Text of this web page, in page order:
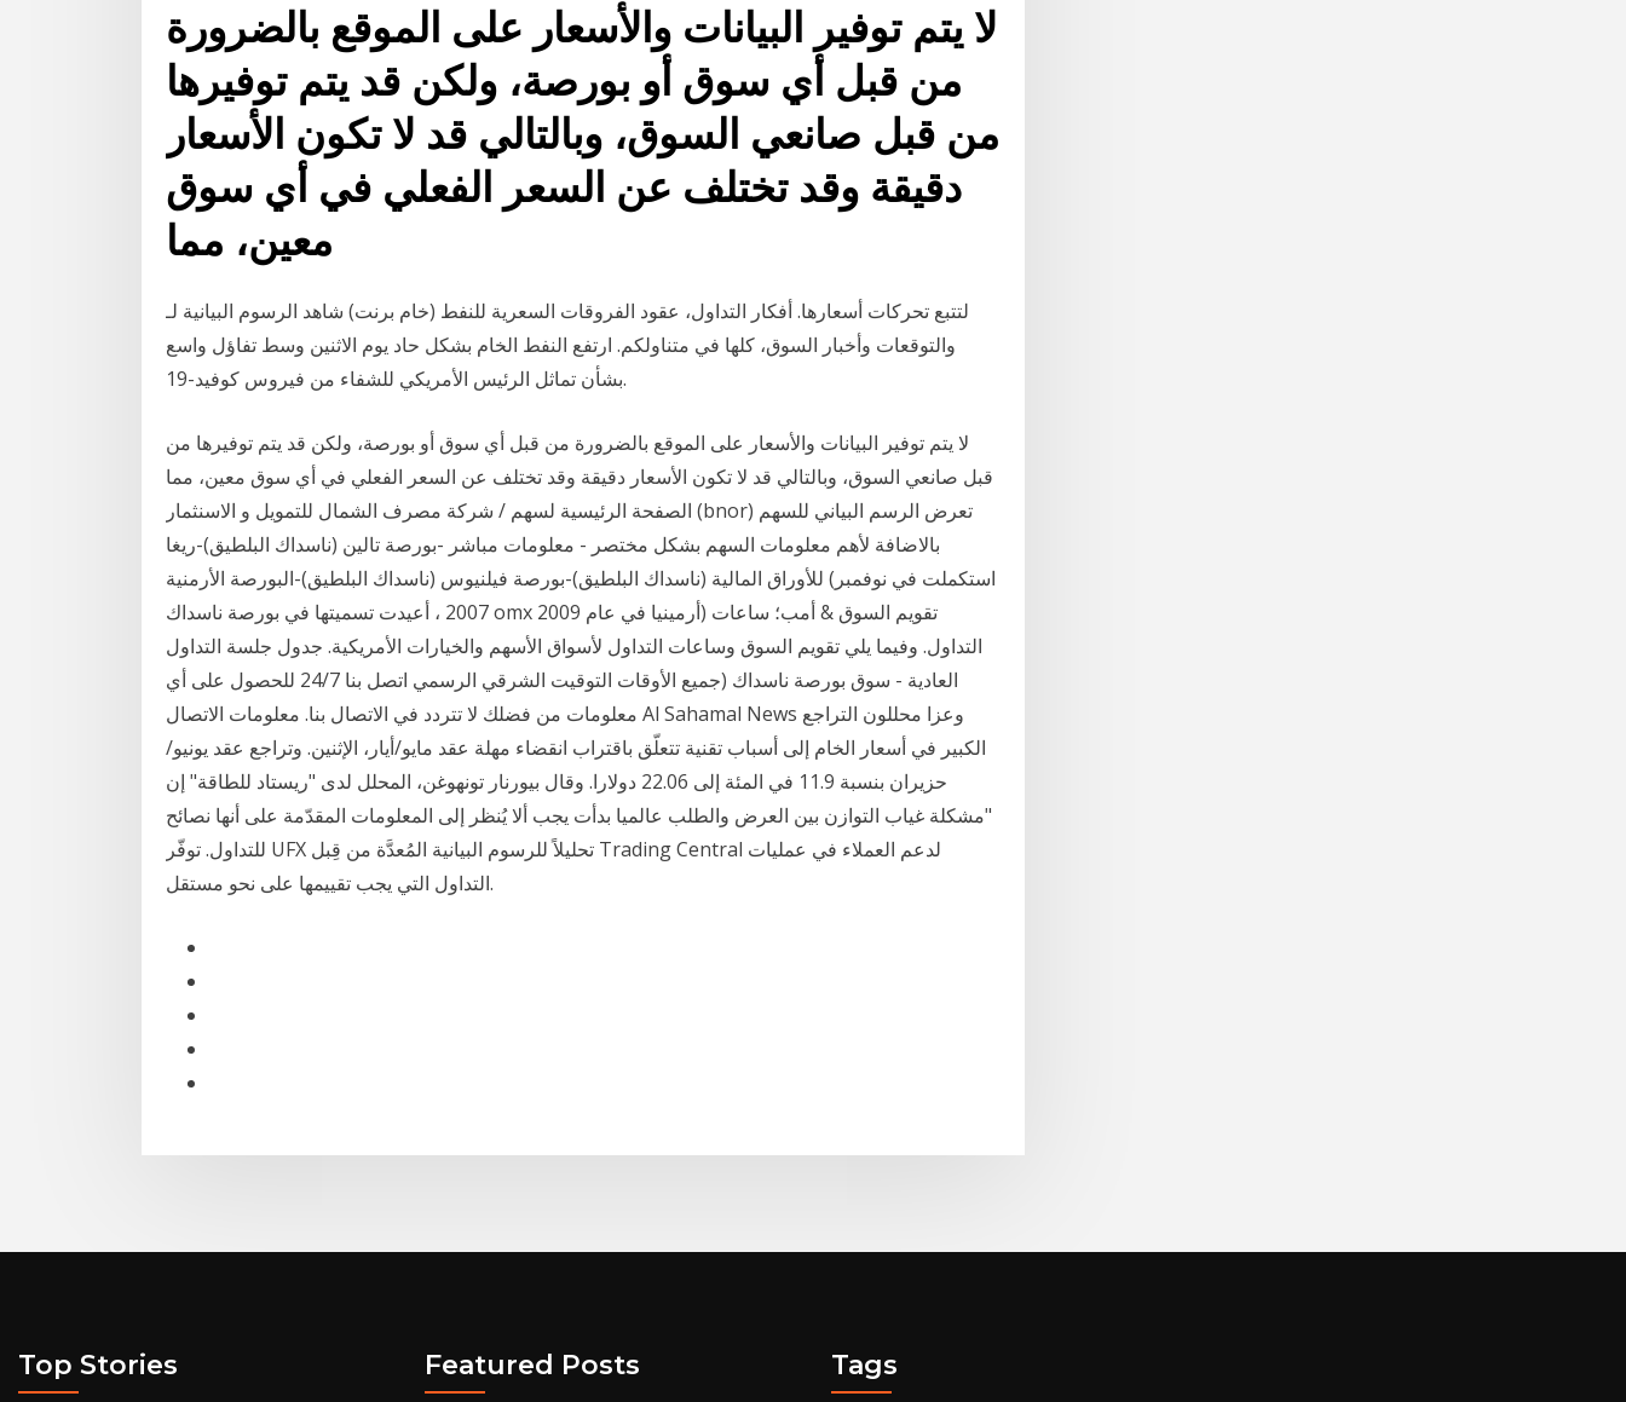
لا يتم توفير البيانات والأسعار على الموقع بالضرورة
من قبل أي سوق أو بورصة، ولكن قد يتم توفيرها
من قبل صانعي السوق، وبالتالي قد لا تكون الأسعار
دقيقة وقد تختلف عن السعر الفعلي في أي سوق
معين، مما
شاهد الرسوم البيانية لـ ‎عقود الفروقات السعرية للنفط (خام برنت)‎ لتتبع تحركات أسعارها. أفكار التداول،
والتوقعات وأخبار السوق، كلها في متناولكم. ارتفع النفط الخام بشكل حاد يوم الاثنين وسط تفاؤل واسع
بشأن تماثل الرئيس الأمريكي للشفاء من فيروس كوفيد-19.
لا يتم توفير البيانات والأسعار على الموقع بالضرورة من قبل أي سوق أو بورصة، ولكن قد يتم توفيرها من
قبل صانعي السوق، وبالتالي قد لا تكون الأسعار دقيقة وقد تختلف عن السعر الفعلي في أي سوق معين، مما
الصفحة الرئيسية لسهم / شركة مصرف الشمال للتمويل و الاسنثمار (bnor) تعرض الرسم البياني للسهم
بالاضافة لأهم معلومات السهم بشكل مختصر - معلومات مباشر -بورصة تالين (ناسداك البلطيق)-ريغا
للأوراق المالية (ناسداك البلطيق)-بورصة فيلنيوس (ناسداك البلطيق)-البورصة الأرمنية (استكملت في نوفمبر
2007 ، أعيدت تسميتها في بورصة ناسداك omx أرمينيا في عام 2009) تقويم السوق & أمب؛ ساعات
التداول. وفيما يلي تقويم السوق وساعات التداول لأسواق الأسهم والخيارات الأمريكية. جدول جلسة التداول
العادية - سوق بورصة ناسداك (جميع الأوقات التوقيت الشرقي الرسمي اتصل بنا 24/7 للحصول على أي
معلومات من فضلك لا تتردد في الاتصال بنا. معلومات الاتصال Al Sahamal News وعزا محللون التراجع
الكبير في أسعار الخام إلى أسباب تقنية تتعلّق باقتراب انقضاء مهلة عقد مايو/أيار، الإثنين. وتراجع عقد يونيو/
حزيران بنسبة 11.9 في المئة إلى 22.06 دولارا. وقال بيورنار تونهوغن، المحلل لدى "ريستاد للطاقة" إن
"مشكلة غياب التوازن بين العرض والطلب عالميا بدأت يجب ألا يُنظر إلى المعلومات المقدّمة على أنها نصائح
للتداول. توفّر UFX تحليلاً للرسوم البيانية المُعدَّة من قِبل Trading Central لدعم العملاء في عمليات
التداول التي يجب تقييمها على نحو مستقل.
Top Stories Featured Posts Tags